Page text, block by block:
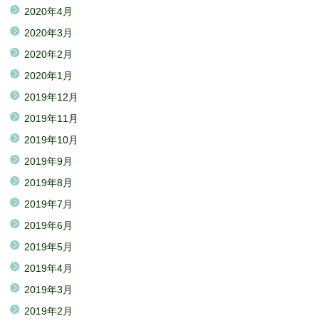
2020年4月
2020年3月
2020年2月
2020年1月
2019年12月
2019年11月
2019年10月
2019年9月
2019年8月
2019年7月
2019年6月
2019年5月
2019年4月
2019年3月
2019年2月